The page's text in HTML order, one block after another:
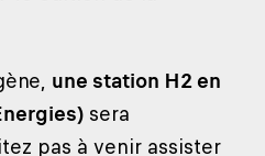
une station H2 en
sera
pas à venir assister